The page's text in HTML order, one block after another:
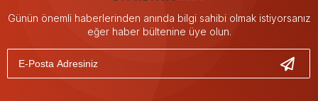
Günün önemli haberlerinden anında bilgi sahibi olmak istiyorsanız
eğer haber bültenine üye olun.